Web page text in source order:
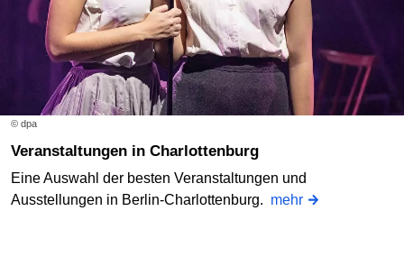
© dpa
Veranstaltungen in Charlottenburg
Eine Auswahl der besten Veranstaltungen und
Ausstellungen in Berlin-Charlottenburg. mehr